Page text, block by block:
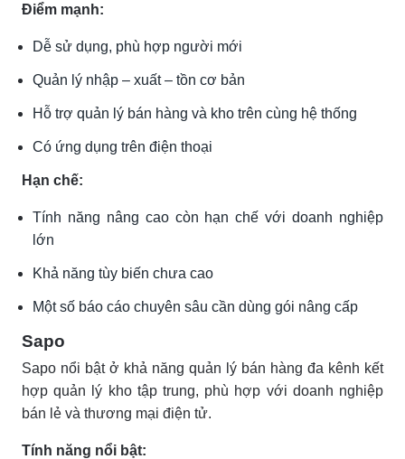
Điểm mạnh:
Dễ sử dụng, phù hợp người mới
Quản lý nhập – xuất – tồn cơ bản
Hỗ trợ quản lý bán hàng và kho trên cùng hệ thống
Có ứng dụng trên điện thoại
Hạn chế:
Tính năng nâng cao còn hạn chế với doanh nghiệp
lớn
Khả năng tùy biến chưa cao
Một số báo cáo chuyên sâu cần dùng gói nâng cấp
Sapo
Sapo nổi bật ở khả năng quản lý bán hàng đa kênh kết
hợp quản lý kho tập trung, phù hợp với doanh nghiệp
bán lẻ và thương mại điện tử.
Tính năng nổi bật: